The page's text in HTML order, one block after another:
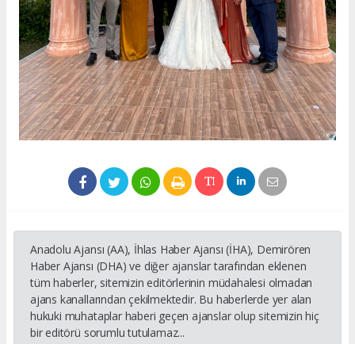
Anadolu Ajansı (AA), İhlas Haber Ajansı (İHA), Demirören
Haber Ajansı (DHA) ve diğer ajanslar tarafından eklenen
tüm haberler, sitemizin editörlerinin müdahalesi olmadan
ajans kanallarından çekilmektedir. Bu haberlerde yer alan
hukuki muhataplar haberi geçen ajanslar olup sitemizin hiç
bir editörü sorumlu tutulamaz...